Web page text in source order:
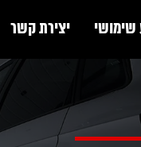
שימושי יצירת קשר